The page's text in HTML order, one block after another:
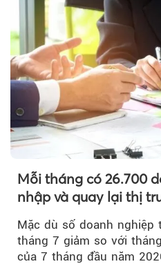
Mỗi tháng có 26.700
nhập và quay lại thị
Mặc dù số doanh nghiệp
tháng 7 giảm so với
của 7 tháng đầu năm